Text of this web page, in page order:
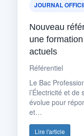
JOURNAL
Nouveau
une
actuels
Référentiel
Le Bac
l’Électricité et
évolue pour
et…
Lire l'article